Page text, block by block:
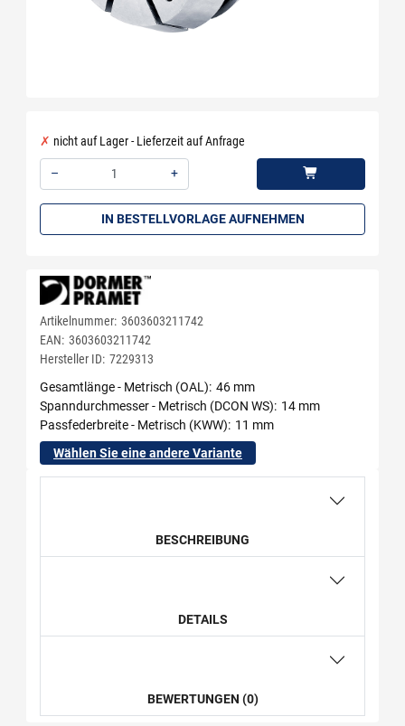
nicht auf Lager - Lieferzeit auf Anfrage
–
+
IN BESTELLVORLAGE AUFNEHMEN
Artikelnummer: 3603603211742
EAN: 3603603211742
Hersteller ID: 7229313
Gesamtlänge - Metrisch (OAL) 46 mm
Spanndurchmesser - Metrisch (DCON WS)
14 mm
Passfederbreite - Metrisch (KWW)
11 mm
Wählen Sie eine andere Variante
BESCHREIBUNG
DETAILS
BEWERTUNGEN (0)